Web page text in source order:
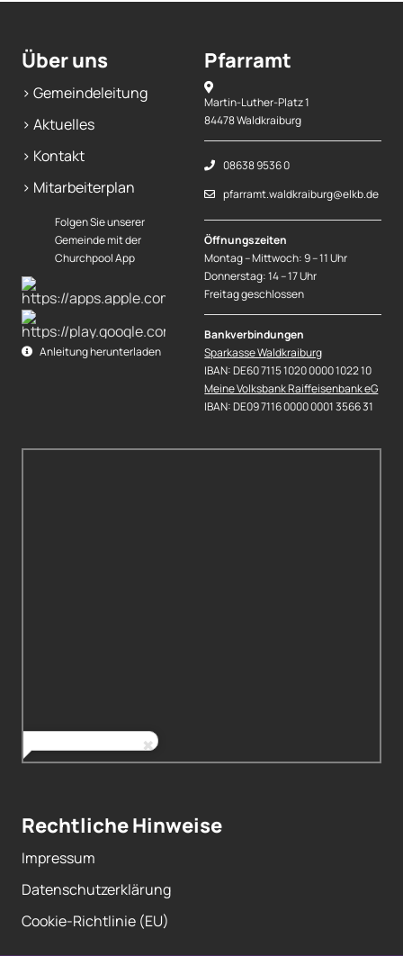
Über uns
> Gemeindeleitung
> Aktuelles
> Kontakt
> Mitarbeiterplan
Folgen Sie unserer
Gemeinde mit der
Churchpool App
Anleitung herunterladen
Pfarramt
Martin-Luther-Platz 1
84478 Waldkraiburg
08638 9536 0
pfarramt.waldkraiburg@elkb.de
Öffnungszeiten
Montag – Mittwoch: 9 – 11 Uhr
Donnerstag: 14 – 17 Uhr
Freitag geschlossen
Bankverbindungen
Sparkasse Waldkraiburg
IBAN: DE60 7115 1020 0000 1022 10
Meine Volksbank Raiffeisenbank eG
IBAN: DE09 7116 0000 0001 3566 31
Rechtliche Hinweise
Impressum
Datenschutzerklärung
Cookie-Richtlinie (EU)